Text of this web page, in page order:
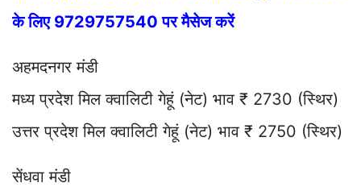
के लिए 9729757540 पर मैसेज करें
अहमदनगर मंडी
मध्य प्रदेश मिल क्वालिटी गेहूं (नेट) भाव ₹ 2730 (स्थिर)
उत्तर प्रदेश मिल क्वालिटी गेहूं (नेट) भाव ₹ 2750 (स्थिर)
सेंधवा मंडी